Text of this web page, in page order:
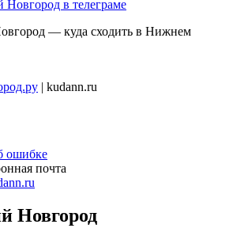
в телеграме
— куда сходить в Нижнем
| kudann.ru
ошибке
почта
Новгород